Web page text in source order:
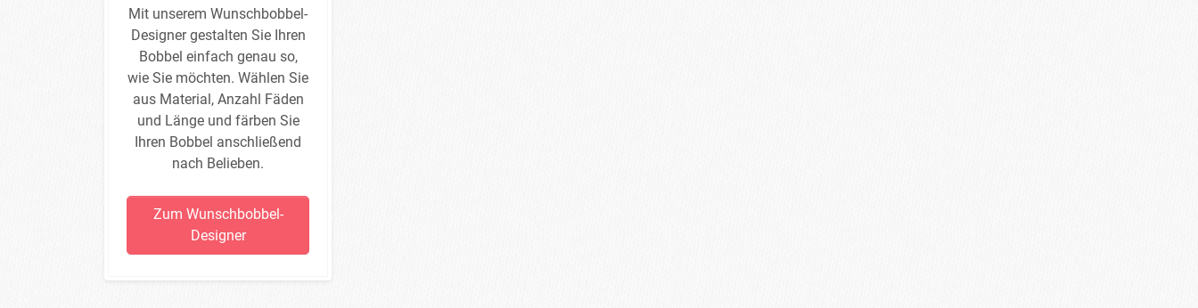
Mit unserem Wunschbobbel-
Designer gestalten Sie Ihren
Bobbel einfach genau so,
wie Sie möchten. Wählen Sie
aus Material, Anzahl Fäden
und Länge und färben Sie
Ihren Bobbel anschließend
nach Belieben.
Zum Wunschbobbel-
Designer